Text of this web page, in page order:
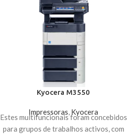
Kyocera M3550
Impressoras, Kyocera
Estes multifuncionais foram concebidos
para grupos de trabalhos activos, com